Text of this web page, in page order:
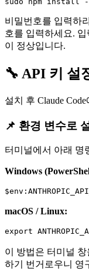
비밀번호를 입력하
호를 입력하세요.
이 정상입니다.
🔧 API 키 설
설치 후 Claude
📌 환경 변수로
터미널에서 아래 명
Windows
macOS / Linux:
이 방법은 터미널
하기 번거로우니 영